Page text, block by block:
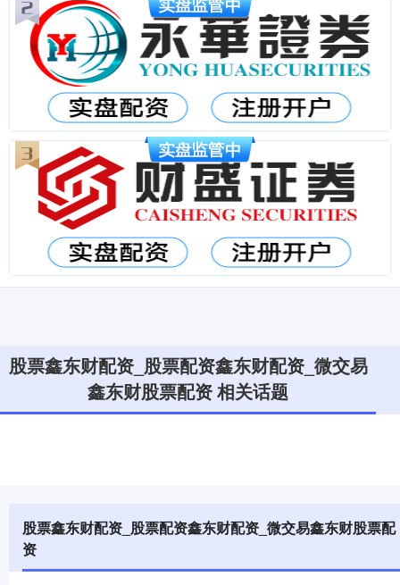
股票鑫东财配资_股票配资鑫东财配资_微交易
鑫东财股票配资 相关话题
股票鑫东财配资_股票配资鑫东财配资_微交易鑫东财股票配
资